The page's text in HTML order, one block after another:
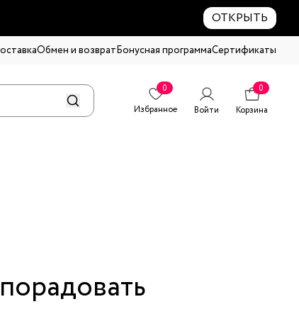
ОТКРЫТЬ
Обмен и возвратБонусная программаСертификаты
0
Избранное
Войти
0
Корзина